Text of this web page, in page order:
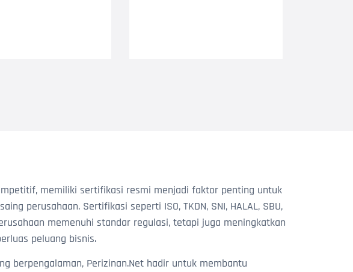
memiliki sertifikasi resmi menjadi faktor penting untuk
perusahaan. Sertifikasi seperti ISO, TKDN, SNI, HALAL, SBU,
memenuhi standar regulasi, tetapi juga meningkatkan
peluang bisnis.
berpengalaman, Perizinan.Net hadir untuk membantu